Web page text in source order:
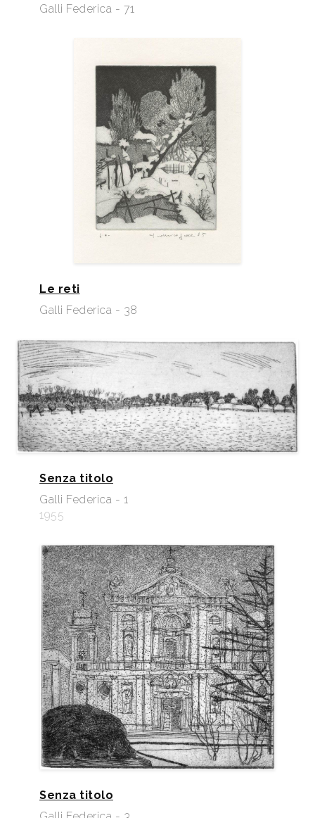
Galli Federica - 71
Le reti
Galli Federica - 38
Senza titolo
Galli Federica - 1
1955
Senza titolo